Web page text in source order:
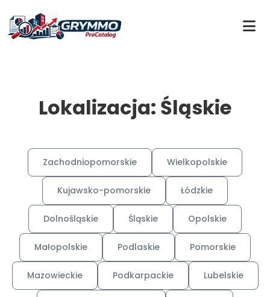
Lokalizacja: Śląskie
Zachodniopomorskie Wielkopolskie
Kujawsko-pomorskie Łódzkie
Dolnośląskie Śląskie Opolskie
Małopolskie Podlaskie Pomorskie
Mazowieckie Podkarpackie Lubelskie